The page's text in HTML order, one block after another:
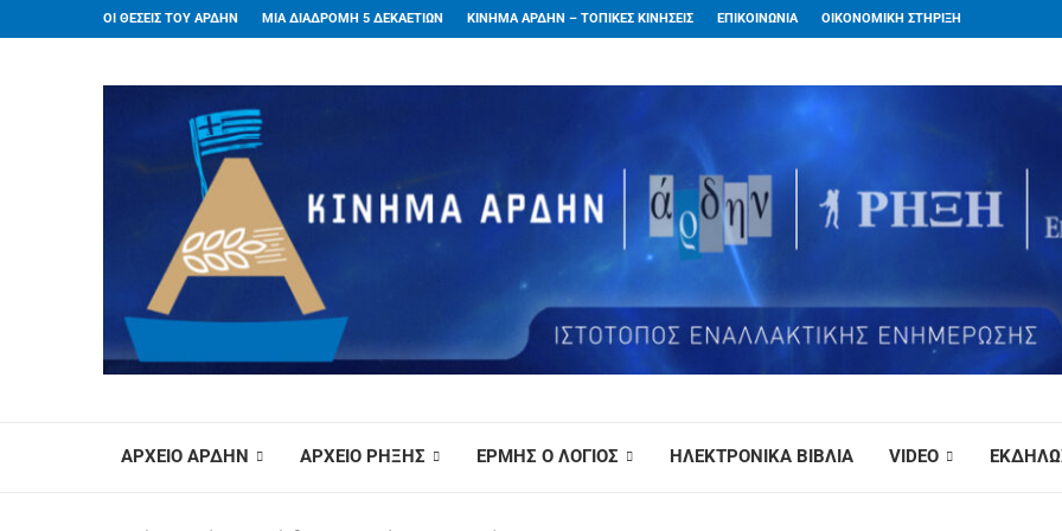
ΟΙ ΘΕΣΕΙΣ ΤΟΥ ΑΡΔΗΝ ΜΙΑ ΔΙΑΔΡΟΜΗ 5 ΔΕΚΑΕΤΙΩΝ ΚΙΝΗΜΑ ΑΡΔΗΝ – ΤΟΠΙΚΕΣ ΚΙΝΗΣΕΙΣ ΕΠΙΚΟΙΝΩΝΙΑ ΟΙΚΟΝΟΜΙΚΗ ΣΤΗΡΙΞΗ
ΑΡΧΕΙΟ ΑΡΔΗΝ ΑΡΧΕΙΟ ΡΗΞΗΣ ΕΡΜΗΣ Ο ΛΟΓΙΟΣ ΗΛΕΚΤΡΟΝΙΚΑ ΒΙΒΛΙΑ VIDEO